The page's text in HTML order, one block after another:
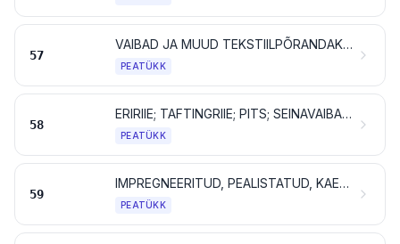
57
VAIBAD JA MUUD TEKSTIILPÕRANDAKATTED
PEATÜKK
58
ERIRIIE; TAFTINGRIIE; PITS; SEINAVAIBAD; POSAMENDID; TIKANDID
PEATÜKK
59
IMPREGNEERITUD, PEALISTATUD, KAETUD VÕI LAMINEERITUD TEKSTIILRIIE; TEKSTIILTOOTED TÖÖSTUSLIKUKS OTSTARBEKS
PEATÜKK